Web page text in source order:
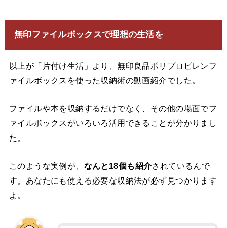
無印ファイルボックスで理想の生活を
以上が「片付け生活」より、無印良品ポリプロピレンフ
ァイルボックスを使った収納術の動画紹介でした。
ファイルや本を収納するだけでなく、その他の場面でフ
ァイルボックスがいろいろ活用できることが分かりまし
た。
このような実例が、 なんと18個も紹介されているんで
す。あなたにも使える必要な収納法が必ず見つかります
よ。